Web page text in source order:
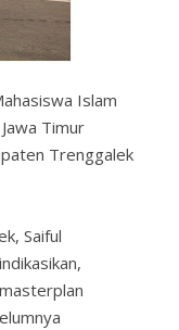
Islam
Timur
Trenggalek
Saiful